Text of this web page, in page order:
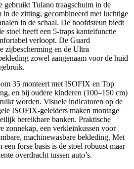
gebruikt Tulano traagschuim in de
in de zitting, gecombineerd met luchtige
in de schaal. De hoofdsteun biedt
stoel heeft een 5‑traps kantelfunctie
verloopt. De Guard
zijbescherming en de Ultra
zowel aangenaam voor de huid
35 monteert met ISOFIX en Top
en bij oudere kinderen (100–150 cm)
worden. Visuele indicatoren op de
ISOFIX‑geleiders maken montage
bereikbare banken. Praktische
zonnekap, een verkleinkussen voor
machinewasbare bekleding. Met
forse basis is de stoel robuust maar
overdracht tussen auto’s.